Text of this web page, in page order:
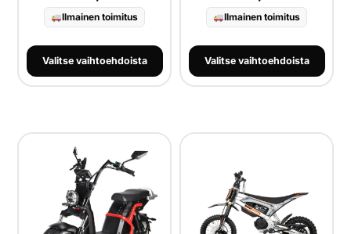
Ilmainen toimitus
Valitse vaihtoehdoista
Ilmainen toimitus
Valitse vaihtoehdoista